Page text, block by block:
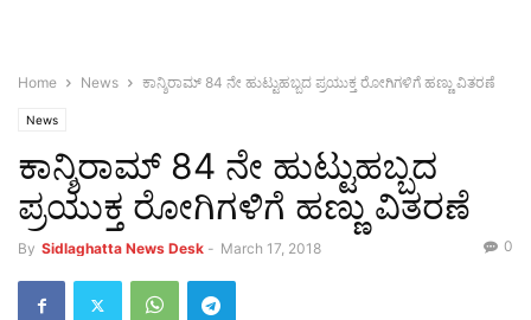
Home News ಕಾನ್ಶಿರಾಮ್ 84 ನೇ ಹುಟ್ಟುಹಬ್ಬದ ಪ್ರಯುಕ್ತ ರೋಗಿಗಳಿಗೆ ಹಣ್ಣು ವಿತರಣೆ
News
ಕಾನ್ಶಿರಾಮ್ 84 ನೇ ಹುಟ್ಟುಹಬ್ಬದ
ಪ್ರಯುಕ್ತ ರೋಗಿಗಳಿಗೆ ಹಣ್ಣು ವಿತರಣೆ
By Sidlaghatta News Desk - March 17, 2018 0